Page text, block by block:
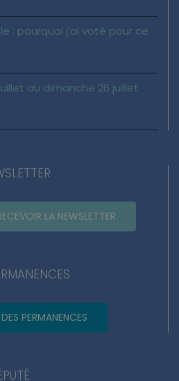
: pourquoi j’ai voté pour ce
au dimanche 26 juillet
LA NEWSLETTER
PERMANENCES